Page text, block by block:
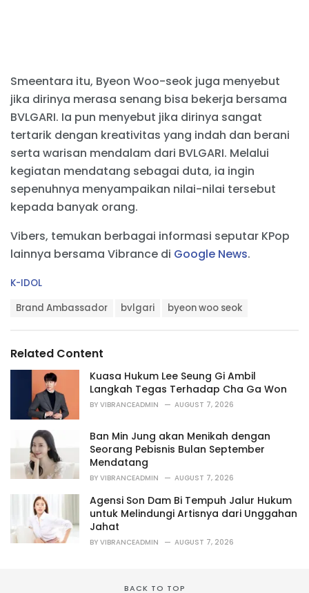
Smeentara itu, Byeon Woo-seok juga menyebut
jika dirinya merasa senang bisa bekerja bersama
BVLGARI. Ia pun menyebut jika dirinya sangat
tertarik dengan kreativitas yang indah dan berani
serta warisan mendalam dari BVLGARI. Melalui
kegiatan mendatang sebagai duta, ia ingin
sepenuhnya menyampaikan nilai-nilai tersebut
kepada banyak orang.
Vibers, temukan berbagai informasi seputar KPop
lainnya bersama Vibrance di Google News.
C
r
i
K-IDOL
:
Brand Ambassador bvlgari byeon woo seok
Related Content
Kuasa Hukum Lee Seung Gi Ambil
Langkah Tegas Terhadap Cha Ga Won
BY VIBRANCEADMIN AUGUST 7, 2026
Ban Min Jung akan Menikah dengan
Seorang Pebisnis Bulan September
Mendatang
BY VIBRANCEADMIN AUGUST 7, 2026
Agensi Son Dam Bi Tempuh Jalur Hukum
untuk Melindungi Artisnya dari Unggahan
Jahat
BY VIBRANCEADMIN AUGUST 7, 2026
BACK TO TOP